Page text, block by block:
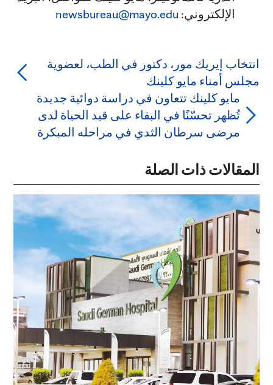
الإلكتروني: newsbureau@mayo.edu
انتخاب إيريك مور، دكتور في الطب، لعضوية
مجلس أمناء مايو كلينك
مايو كلينك تتعاون في دراسة دوائية جديدة
تُظهر تحسّنًا في البقاء على قيد الحياة لدى
مرضى سرطان الثدي في مراحله المبكرة
المقالات ذات الصلة